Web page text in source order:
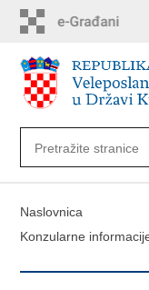
sadržaj
Naslovnica
Konzularne